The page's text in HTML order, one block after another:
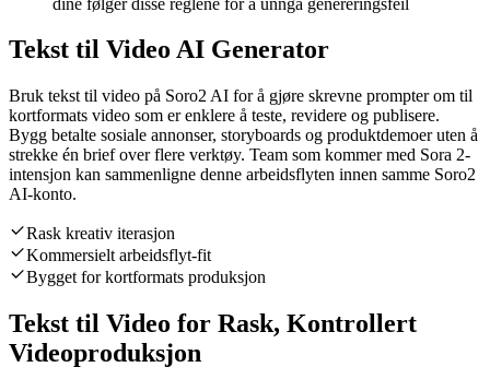
Tekst til Video AI Generator
Bruk tekst til video på Soro2 AI for å gjøre skrevne prompter om til
kortformats video som er enklere å teste, revidere og publisere.
Bygg betalte sosiale annonser, storyboards og produktdemoer uten å
strekke én brief over flere verktøy. Team som kommer med Sora 2-
intensjon kan sammenligne denne arbeidsflyten innen samme Soro2
AI-konto.
Rask kreativ iterasjon
Kommersielt arbeidsflyt-fit
Bygget for kortformats produksjon
Tekst til Video for Rask, Kontrollert
Videoproduksjon